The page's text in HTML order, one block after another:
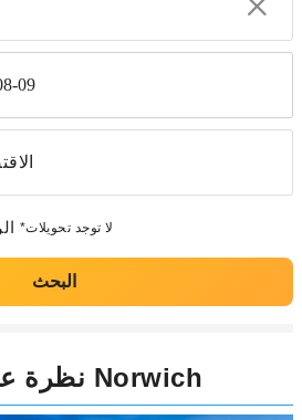
09
*لا توجد تحويلات
البحث
نظرة عامة على Norwich